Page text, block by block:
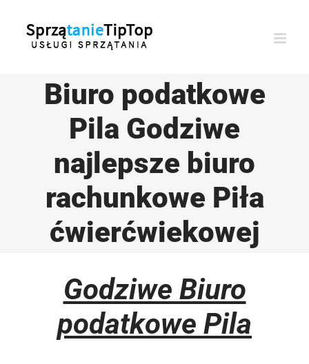
Biuro podatkowe
Pila Godziwe
najlepsze biuro
rachunkowe Piła
ćwierćwiekowej
Godziwe Biuro
podatkowe Pila